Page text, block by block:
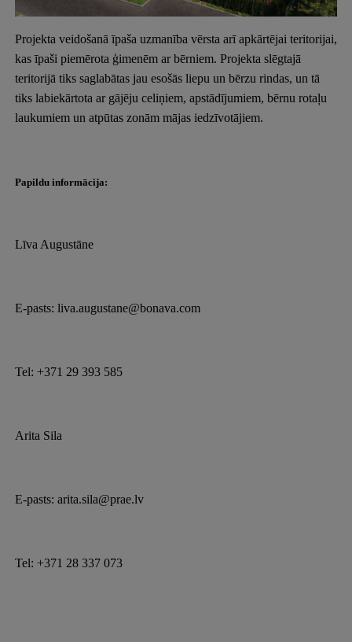
Projekta veidošanā īpaša uzmanība vērsta arī apkārtējai teritorijai,
kas īpaši piemērota ģimenēm ar bērniem. Projekta slēgtajā
teritorijā tiks saglabātas jau esošās liepu un bērzu rindas, un tā
tiks labiekārtota ar gājēju celiņiem, apstādījumiem, bērnu rotaļu
laukumiem un atpūtas zonām mājas iedzīvotājiem.
Papildu informācija:
Līva Augustāne
E-pasts: liva.augustane@bonava.com
Tel: +371 29 393 585
Arita Sila
E-pasts: arita.sila@prae.lv
Tel: +371 28 337 073